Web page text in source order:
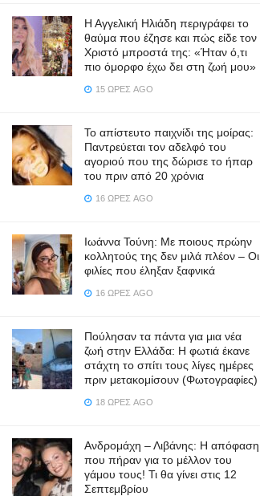
Η Αγγελική Ηλιάδη περιγράφει το
θαύμα που έζησε και πώς είδε τον
Χριστό μπροστά της: «Ήταν ό,τι
πιο όμορφο έχω δει στη ζωή μου»
15 ΏΡΕΣ AGO
Το απίστευτο παιχνίδι της μοίρας:
Παντρεύεται τον αδελφό του
αγοριού που της δώρισε το ήπαρ
του πριν από 20 χρόνια
16 ΏΡΕΣ AGO
Ιωάννα Τούνη: Με ποιους πρώην
κολλητούς της δεν μιλά πλέον – Οι
φιλίες που έληξαν ξαφνικά
16 ΏΡΕΣ AGO
Πούλησαν τα πάντα για μια νέα
ζωή στην Ελλάδα: Η φωτιά έκανε
στάχτη το σπίτι τους λίγες ημέρες
πριν μετακομίσουν (Φωτογραφίες)
18 ΏΡΕΣ AGO
Ανδρομάχη – Λιβάνης: Η απόφαση
που πήραν για το μέλλον του
γάμου τους! Τι θα γίνει στις 12
Σεπτεμβρίου